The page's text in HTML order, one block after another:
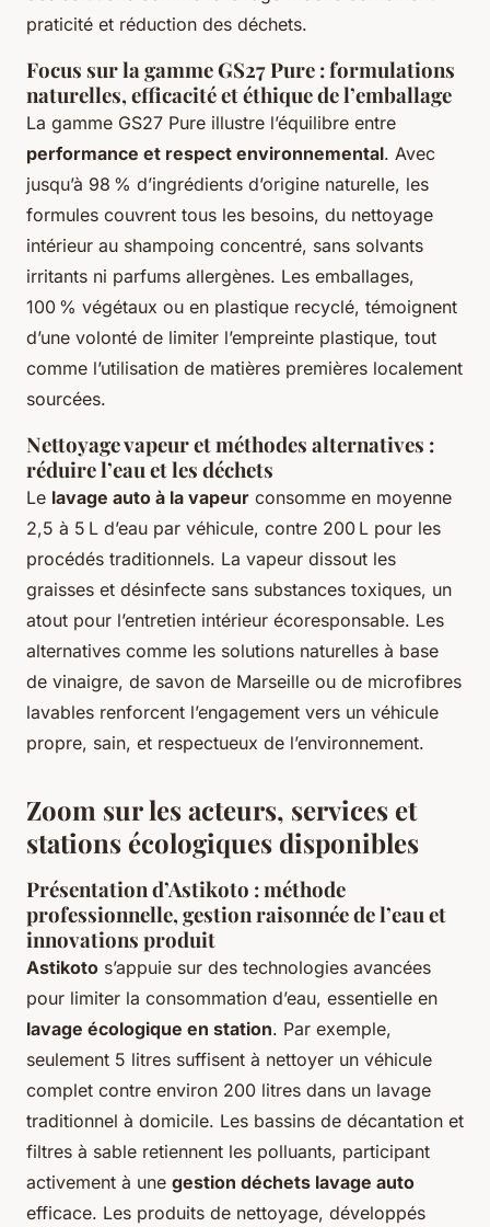
praticité et réduction des déchets.
Focus sur la gamme GS27 Pure : formulations
naturelles, efficacité et éthique de l’emballage
La gamme GS27 Pure illustre l’équilibre entre
performance et respect environnemental. Avec
jusqu’à 98 % d’ingrédients d’origine naturelle, les
formules couvrent tous les besoins, du nettoyage
intérieur au shampoing concentré, sans solvants
irritants ni parfums allergènes. Les emballages,
100 % végétaux ou en plastique recyclé, témoignent
d’une volonté de limiter l’empreinte plastique, tout
comme l’utilisation de matières premières localement
sourcées.
Nettoyage vapeur et méthodes alternatives :
réduire l’eau et les déchets
Le lavage auto à la vapeur consomme en moyenne
2,5 à 5 L d’eau par véhicule, contre 200 L pour les
procédés traditionnels. La vapeur dissout les
graisses et désinfecte sans substances toxiques, un
atout pour l’entretien intérieur écoresponsable. Les
alternatives comme les solutions naturelles à base
de vinaigre, de savon de Marseille ou de microfibres
lavables renforcent l’engagement vers un véhicule
propre, sain, et respectueux de l’environnement.
Zoom sur les acteurs, services et
stations écologiques disponibles
Présentation d’Astikoto : méthode
professionnelle, gestion raisonnée de l’eau et
innovations produit
Astikoto s’appuie sur des technologies avancées
pour limiter la consommation d’eau, essentielle en
lavage écologique en station. Par exemple,
seulement 5 litres suffisent à nettoyer un véhicule
complet contre environ 200 litres dans un lavage
traditionnel à domicile. Les bassins de décantation et
filtres à sable retiennent les polluants, participant
activement à une gestion déchets lavage auto
efficace. Les produits de nettoyage, développés